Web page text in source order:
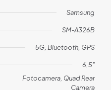
Samsung
SM-A326B
5G, Bluetooth, GPS
6,5"
Fotocamera, Quad Rear
Camera